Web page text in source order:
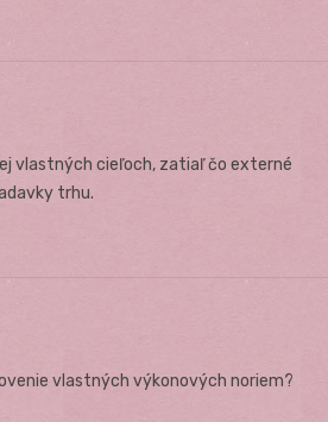
vlastných cieľoch, zatiaľ čo externé
trhu.
vlastných výkonových noriem?